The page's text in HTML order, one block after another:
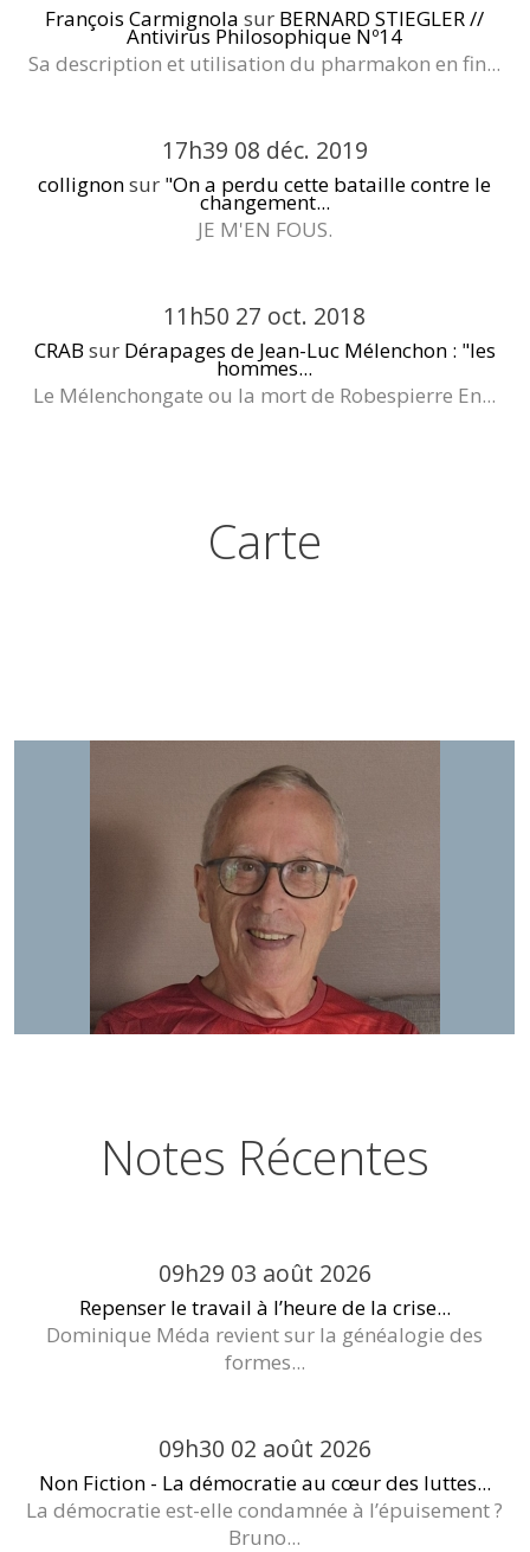
François Carmignola sur BERNARD STIEGLER //
Antivirus Philosophique Nº14
Sa description et utilisation du pharmakon en fin...
17h39 08 déc. 2019
collignonsur "On a perdu cette bataille contre le
changement...
JE M'EN FOUS.
11h50 27 oct. 2018
CRAB sur Dérapages de Jean-Luc Mélenchon : "les
hommes...
Le Mélenchongate ou la mort de Robespierre En...
Carte
Notes Récentes
09h29 03 août 2026
Repenser le travail à l’heure de la crise...
Dominique Méda revient sur la généalogie des
formes...
09h30 02 août 2026
Non Fiction - La démocratie au cœur des luttes...
La démocratie est-elle condamnée à l’épuisement ?
Bruno...